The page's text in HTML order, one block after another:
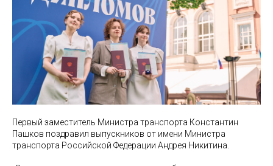
Первый заместитель Министра транспорта Константин
Пашков поздравил выпускников от имени Министра
транспорта Российской Федерации Андрея Никитина.